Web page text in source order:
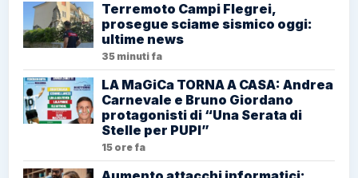
Terremoto Campi Flegrei,
prosegue sciame sismico oggi:
ultime news
35 minuti fa
LA MaGiCa TORNA A CASA: Andrea
Carnevale e Bruno Giordano
protagonisti di “Una Serata di
Stelle per PUPI”
15 ore fa